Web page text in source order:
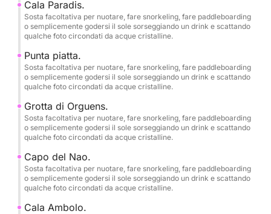
•Attrezzatura di sicurezza completa.
•Skipper/guida turistica professionista.
•È consentito portare a bordo cibo e bevande.
Feste di compleanno e Addii al celibato/nubilato.
Servizio fotografico gratuito.
È consentito fumare.
Pulizia finale inclusa.
Cala Paradis.
Sosta facoltativa per nuotare, fare snorkeling, fare paddleboarding
o semplicemente godersi il sole sorseggiando un drink e scattando
qualche foto circondati da acque cristalline.
Punta piatta.
Sosta facoltativa per nuotare, fare snorkeling, fare paddleboarding
o semplicemente godersi il sole sorseggiando un drink e scattando
qualche foto circondati da acque cristalline.
Grotta di Orguens.
Sosta facoltativa per nuotare, fare snorkeling, fare paddleboarding
o semplicemente godersi il sole sorseggiando un drink e scattando
qualche foto circondati da acque cristalline.
Capo del Nao.
Sosta facoltativa per nuotare, fare snorkeling, fare paddleboarding
o semplicemente godersi il sole sorseggiando un drink e scattando
qualche foto circondati da acque cristalline.
Cala Ambolo.